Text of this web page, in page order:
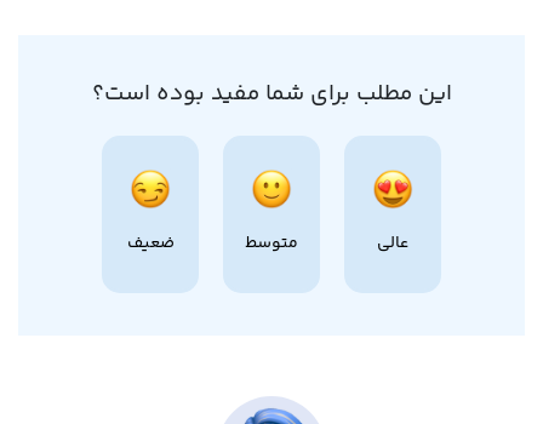
این مطلب برای شما مفید بوده است؟
عالی متوسط ضعیف